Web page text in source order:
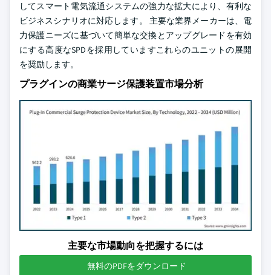
してスマート電気流通システムの強力な拡大により、有利な
ビジネスシナリオに対応します。 主要な業界メーカーは、電
力保護ニーズに基づいて簡単な交換とアップグレードを有効
にする高度なSPDを採用していますこれらのユニットの展開
を奨励します。
プラグインの商業サージ保護装置市場分析
主要な市場動向を把握するには
無料のPDFをダウンロード